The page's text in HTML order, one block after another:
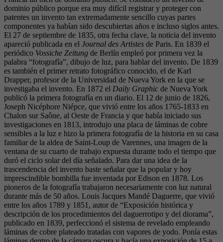
dominio público porque era muy difícil registrar y proteger con
patentes un invento tan extremadamente sencillo cuyas partes
componentes ya habían sido descubiertas años e incluso siglos antes.
El 27 de septiembre de 1835, otra fecha clave, la noticia del invento
apareció publicada en el Journal des Artistes de Paris. En 1839 el
periódico Vossiche Zeitung de Berlín empleó por primera vez la
palabra “fotografía”, dibujo de luz, para hablar del invento. De 1839
es también el primer retrato fotográfico conocido, el de Karl
Drapper, profesor de la Universidad de Nueva York en la que se
investigaba el invento. En 1872 el Daily Graphic de Nueva York
publicó la primera fotografía en un diario. El 12 de junio de 1826,
Joseph Nicéphore Niépce, que vivió entre los años 1765-1833 en
Chalon sur Saône, al Oeste de Francia y que había iniciado sus
investigaciones en 1813, introdujo una placa de láminas de cobre
sensibles a la luz e hizo la primera fotografía de la historia en su casa
familiar de la aldea de Saint-Loup de Varennes, una imagen de la
ventana de su cuarto de trabajo expuesta durante todo el tiempo que
duró el ciclo solar del día señalado. Para dar una idea de la
trascendencia del invento baste señalar que la popular y hoy
imprescindible bombilla fue inventada por Edison en 1878. Los
pioneros de la fotografía trabajaron necesariamente con luz natural
durante más de 50 años. Louis Jacques Mandé Daguerre, que vivió
entre los años 1789 y 1851, autor de “Exposición histórica y
descripción de los procedimientos del daguerrotipo y del diorama”,
publicado en 1839, perfeccionó el sistema de revelado empleando
láminas de cobre plateado tratadas con vapores de yodo. Ponía estas